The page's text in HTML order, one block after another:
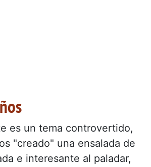
es un tema controvertido,
"creado" una ensalada de
e interesante al paladar,